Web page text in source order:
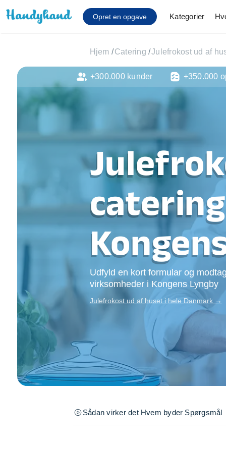
Opret en opgave Kategorier
Affaldsfjernelse
Afhentning af
Gulvlaminering
Hårde hvidevare
Hjælp til mobil, pc,
Installation af ildsted
Møbelsamling og
Ophængning af
Opsætning af
Tømrer
Tunge løft
Underholdning
Se alle...
Hjem /Catering /Julefrokost ud af
Udfyld en kort formular og
virksomheder i Kongens Lyngby
Julefrokost ud af huset i hele Danmark →
+300.000 kunder +350.000
Sådan virker det Hvem byder Spørgsmål